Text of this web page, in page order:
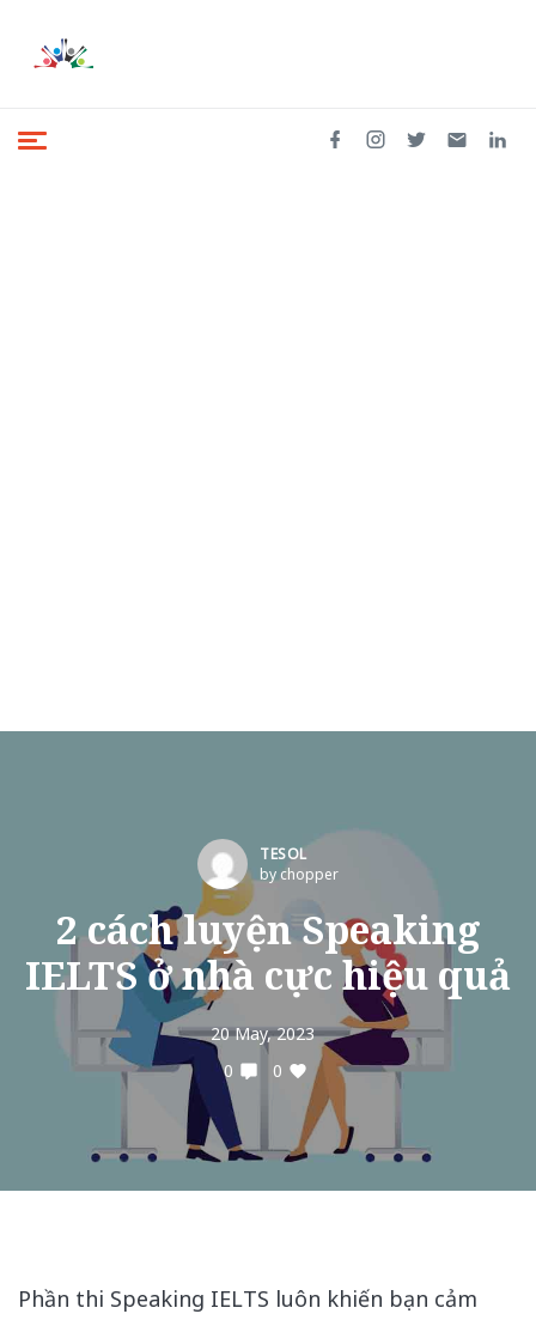
TESOL
by chopper
2 cách luyện Speaking
IELTS ở nhà cực hiệu quả
20 May, 2023
0
0
Phần thi Speaking IELTS luôn khiến bạn cảm